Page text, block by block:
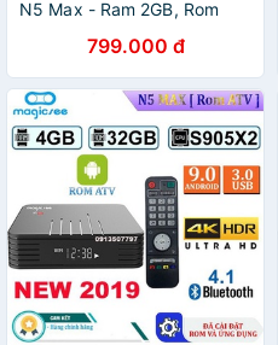
N5 Max - Ram 2GB, Rom
Rom ATV) - Bảo Hành 2 Năm
799.000 đ